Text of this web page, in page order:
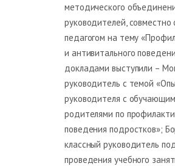
методического
руководителей, совместно
педагогом на тему
и антивитального
докладами выступили –
руководитель с темой
руководителя с
родителями по
поведения подростков»;
классный руководитель
проведения учебного